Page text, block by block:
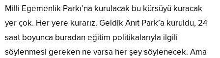
Milli Egemenlik Parkı’na kurulacak bu kürsüyü kuracak
yer çok. Her yere kurarız. Geldik Anıt Park’a kuruldu, 24
saat boyunca buradan eğitim politikalarıyla ilgili
söylenmesi gereken ne varsa her şey söylenecek. Ama